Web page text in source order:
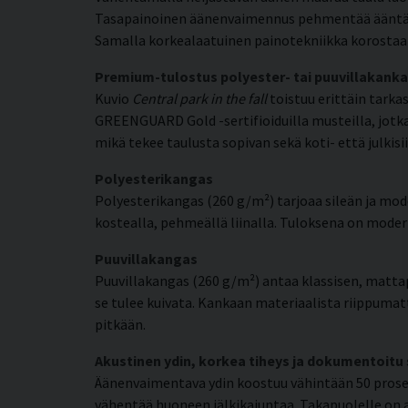
Tasapainoinen äänenvaimennus pehmentää
Samalla korkealaatuinen painotekniikka
Premium-tulostus polyester- tai
Kuvio Central park in the falltoistuu erittäin
GREENGUARD Gold -sertifioiduilla musteilla,
mikä tekee taulusta sopivan sekä koti- että
Polyesterikangas
Polyesterikangas (260 g/m²) tarjoaa sileän ja
kostealla, pehmeällä liinalla. Tuloksena on
Puuvillakangas
Puuvillakangas (260 g/m²) antaa klassisen,
se tulee kuivata. Kankaan materiaalista
pitkään.
Akustinen ydin, korkea tiheys ja
Äänenvaimentava ydin koostuu vähintään 50
vähentää huoneen jälkikaiuntaa. Takapuolelle on